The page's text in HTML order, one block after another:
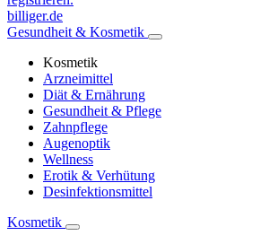
billiger.de
Gesundheit & Kosmetik
Kosmetik
Arzneimittel
Diät & Ernährung
Gesundheit & Pflege
Zahnpflege
Augenoptik
Wellness
Erotik & Verhütung
Desinfektionsmittel
Kosmetik